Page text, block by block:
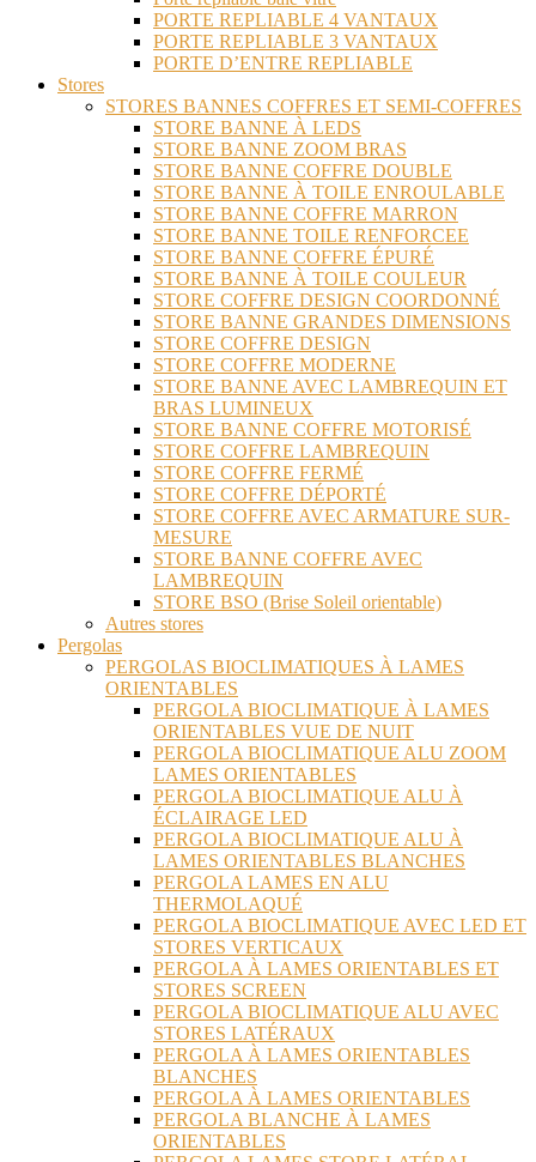
PORTE REPLIABLE 4 VANTAUX
PORTE REPLIABLE 3 VANTAUX
PORTE D’ENTRE REPLIABLE
Stores
STORES BANNES COFFRES ET SEMI-COFFRES
STORE BANNE À LEDS
STORE BANNE ZOOM BRAS
STORE BANNE COFFRE DOUBLE
STORE BANNE À TOILE ENROULABLE
STORE BANNE COFFRE MARRON
STORE BANNE TOILE RENFORCEE
STORE BANNE COFFRE ÉPURÉ
STORE BANNE À TOILE COULEUR
STORE COFFRE DESIGN COORDONNÉ
STORE BANNE GRANDES DIMENSIONS
STORE COFFRE DESIGN
STORE COFFRE MODERNE
STORE BANNE AVEC LAMBREQUIN ET
BRAS LUMINEUX
STORE BANNE COFFRE MOTORISÉ
STORE COFFRE LAMBREQUIN
STORE COFFRE FERMÉ
STORE COFFRE DÉPORTÉ
STORE COFFRE AVEC ARMATURE SUR-
MESURE
STORE BANNE COFFRE AVEC
LAMBREQUIN
STORE BSO (Brise Soleil orientable)
Autres stores
Pergolas
PERGOLAS BIOCLIMATIQUES À LAMES
ORIENTABLES
PERGOLA BIOCLIMATIQUE À LAMES
ORIENTABLES VUE DE NUIT
PERGOLA BIOCLIMATIQUE ALU ZOOM
LAMES ORIENTABLES
PERGOLA BIOCLIMATIQUE ALU À
ÉCLAIRAGE LED
PERGOLA BIOCLIMATIQUE ALU À
LAMES ORIENTABLES BLANCHES
PERGOLA LAMES EN ALU
THERMOLAQUÉ
PERGOLA BIOCLIMATIQUE AVEC LED ET
STORES VERTICAUX
PERGOLA À LAMES ORIENTABLES ET
STORES SCREEN
PERGOLA BIOCLIMATIQUE ALU AVEC
STORES LATÉRAUX
PERGOLA À LAMES ORIENTABLES
BLANCHES
PERGOLA À LAMES ORIENTABLES
PERGOLA BLANCHE À LAMES
ORIENTABLES